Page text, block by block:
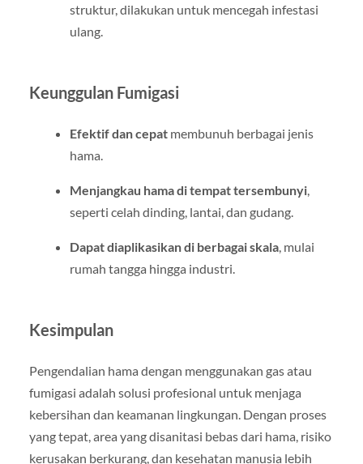
struktur, dilakukan untuk mencegah infestasi
ulang.
Keunggulan Fumigasi
Efektif dan cepatmembunuh berbagai jenis
hama.
Menjangkau hama di tempat tersembunyi,
seperti celah dinding, lantai, dan gudang.
Dapat diaplikasikan di berbagai skala, mulai
rumah tangga hingga industri.
Kesimpulan
Pengendalian hama dengan menggunakan gas atau
fumigasi adalah solusi profesional untuk menjaga
kebersihan dan keamanan lingkungan. Dengan proses
yang tepat, area yang disanitasi bebas dari hama, risiko
kerusakan berkurang, dan kesehatan manusia lebih